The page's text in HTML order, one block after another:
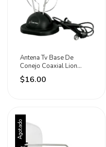
Antena Tv Base De
Conejo Coaxial Lion
Tools 6829
$16.00
Agotado